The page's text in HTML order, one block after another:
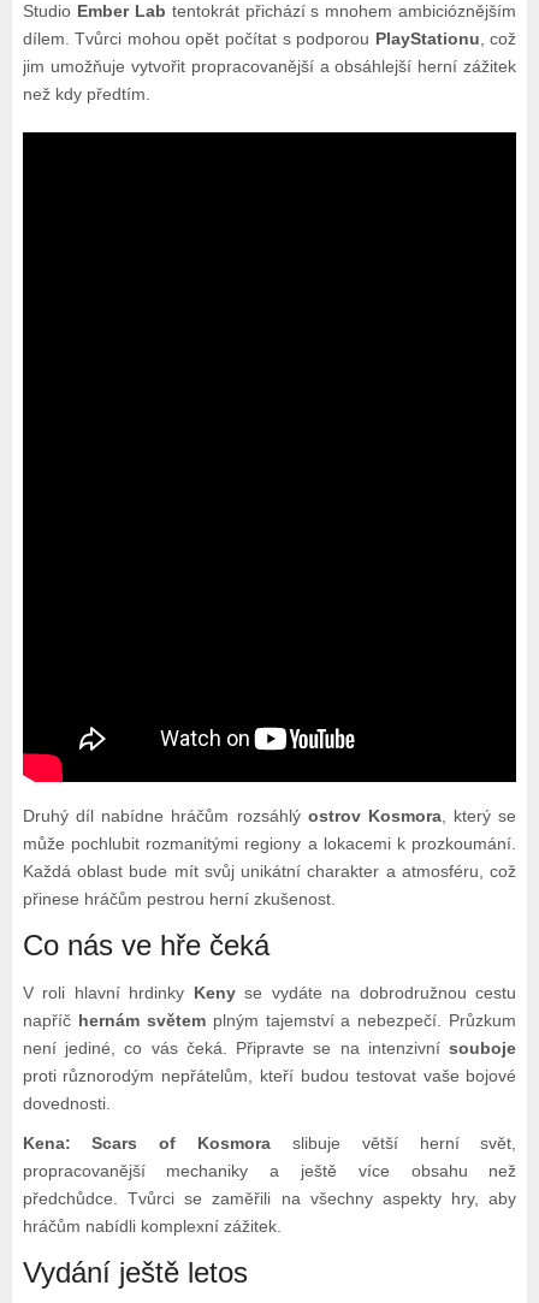
Studio Ember Lab tentokrát přichází s mnohem ambicióznějším
dílem. Tvůrci mohou opět počítat s podporou PlayStationu , což
jim umožňuje vytvořit propracovanější a obsáhlejší herní zážitek
než kdy předtím.
Druhý díl nabídne hráčům rozsáhlý ostrov Kosmora, který se
může pochlubit rozmanitými regiony a lokacemi k prozkoumání.
Každá oblast bude mít svůj unikátní charakter a atmosféru, což
přinese hráčům pestrou herní zkušenost.
Co nás ve hře čeká
V roli hlavní hrdinky Kenyse vydáte na dobrodružnou cestu
napříč hernám světemplným tajemství a nebezpečí. Průzkum
není jediné, co vás čeká. Připravte se na intenzivnísouboje
proti různorodým nepřátelům, kteří budou testovat vaše bojové
dovednosti.
Kena: Scars of Kosmora slibuje větší herní svět,
propracovanější mechaniky a ještě více obsahu než
předchůdce. Tvůrci se zaměřili na všechny aspekty hry, aby
hráčům nabídli komplexní zážitek.
Vydání ještě letos